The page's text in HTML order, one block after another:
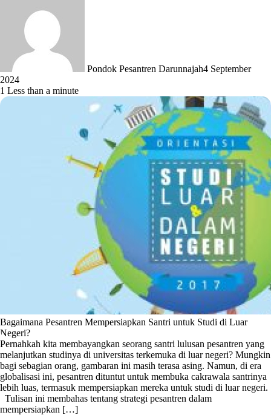
Pondok Pesantren Darunnajah4 September
2024
1 Less than a minute
Bagaimana Pesantren Mempersiapkan Santri untuk Studi di Luar
Negeri?
Pernahkah kita membayangkan seorang santri lulusan pesantren yang
melanjutkan studinya di universitas terkemuka di luar negeri? Mungkin
bagi sebagian orang, gambaran ini masih terasa asing. Namun, di era
globalisasi ini, pesantren dituntut untuk membuka cakrawala santrinya
lebih luas, termasuk mempersiapkan mereka untuk studi di luar negeri.
Tulisan ini membahas tentang strategi pesantren dalam
mempersiapkan […]